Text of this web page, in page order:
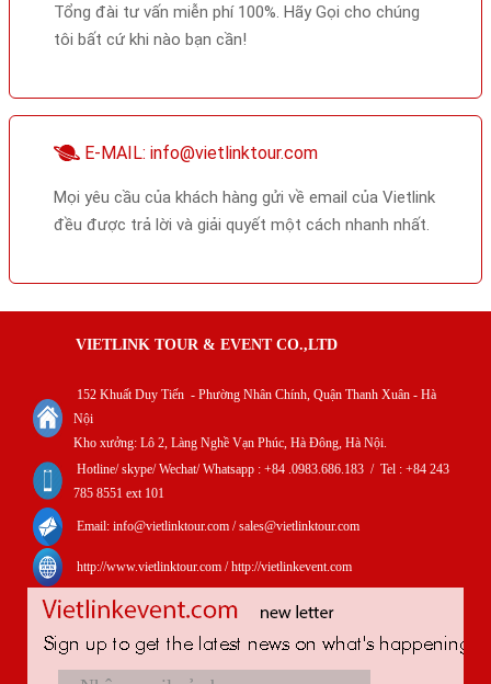
Tổng đài tư vấn miễn phí 100%. Hãy Gọi cho chúng
tôi bất cứ khi nào bạn cần!
E-MAIL: info@vietlinktour.com
Mọi yêu cầu của khách hàng gửi về email của Vietlink
đều được trả lời và giải quyết một cách nhanh nhất.
VIETLINK TOUR & EVENT CO.,LTD
152 Khuất Duy Tiến - Phường Nhân Chính, Quận Thanh Xuân - Hà
Nội
Kho xưởng: Lô 2, Làng Nghề Vạn Phúc, Hà Đông, Hà Nội.
Hotline/ skype/ Wechat/ Whatsapp : +84 .0983.686.183 / Tel : +84 243
785 8551 ext 101
Email: info@vietlinktour.com / sales@vietlinktour.com
http://www.vietlinktour.com / http://vietlinkevent.com